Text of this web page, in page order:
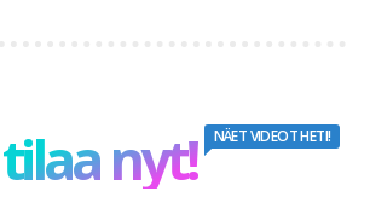
tilaa nyt! NÄET VIDEOT HETI!